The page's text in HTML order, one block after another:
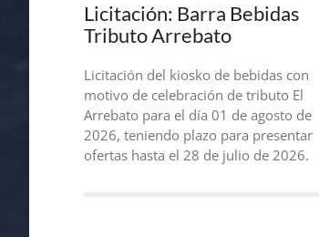
Licitación: Barra Bebidas
Tributo Arrebato
Licitación del kiosko de bebidas con
motivo de celebración de tributo El
Arrebato para el día 01 de agosto de
2026, teniendo plazo para presentar
ofertas hasta el 28 de julio de 2026.